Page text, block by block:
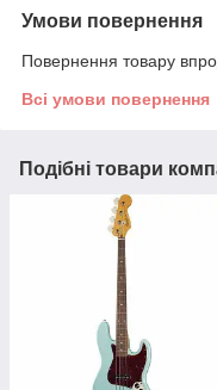
Умови повернення
Повернення товару
Всі умови повернення
Подібні товари